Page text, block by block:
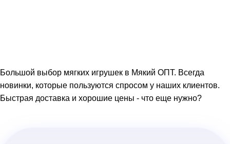
Большой выбор мягких игрушек в Мякий ОПТ. Всегда
новинки, которые пользуются спросом у наших клиентов.
Быстрая доставка и хорошие цены - что еще нужно?